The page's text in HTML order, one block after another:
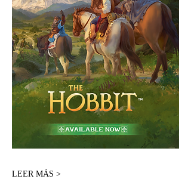
LEER MÁS >